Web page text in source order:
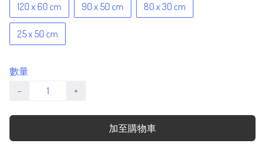
120 x 60 cm
90 x 50 cm 80 x 30 cm
25 x 50 cm
數量
−
+
加至購物車